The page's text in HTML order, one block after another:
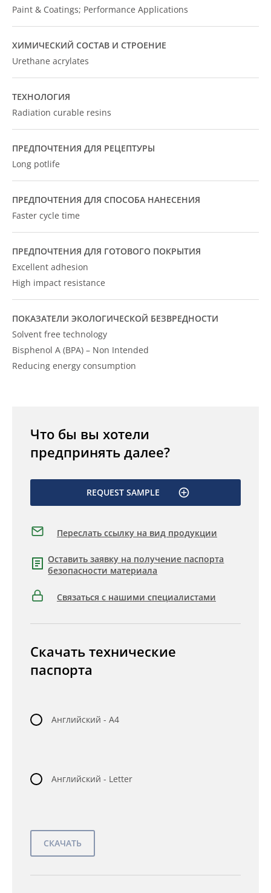
Paint & Coatings; Performance Applications
ХИМИЧЕСКИЙ СОСТАВ И СТРОЕНИЕ
Urethane acrylates
ТЕХНОЛОГИЯ
Radiation curable resins
ПРЕДПОЧТЕНИЯ ДЛЯ РЕЦЕПТУРЫ
Long potlife
ПРЕДПОЧТЕНИЯ ДЛЯ СПОСОБА НАНЕСЕНИЯ
Faster cycle time
ПРЕДПОЧТЕНИЯ ДЛЯ ГОТОВОГО ПОКРЫТИЯ
Excellent adhesion
High impact resistance
ПОКАЗАТЕЛИ ЭКОЛОГИЧЕСКОЙ БЕЗВРЕДНОСТИ
Solvent free technology
Bisphenol A (BPA) – Non Intended
Reducing energy consumption
Что бы вы хотели
предпринять далее?
REQUEST SAMPLE
Переслать ссылку на вид продукции
Оставить заявку на получение паспорта
безопасности материала
Связаться с нашими специалистами
Скачать технические
паспорта
Английский - A4
Английский - Letter